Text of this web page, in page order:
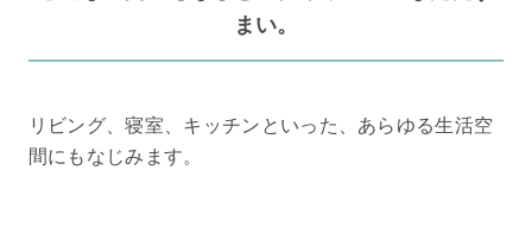
まい。
リビング、寝室、キッチンといった、あらゆる生活空
間にもなじみます。